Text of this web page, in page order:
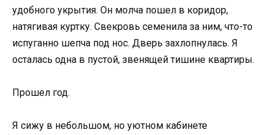
удобного укрытия. Он молча пошел в коридор,
натягивая куртку. Свекровь семенила за ним, что-то
испуганно шепча под нос. Дверь захлопнулась. Я
осталась одна в пустой, звенящей тишине квартиры.
Прошел год.
Я сижу в небольшом, но уютном кабинете